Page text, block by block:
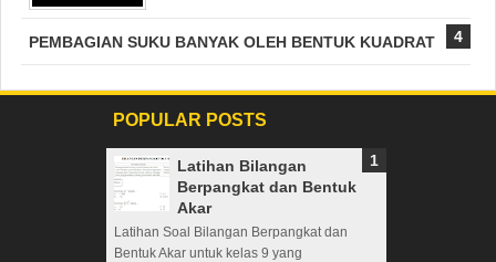
PEMBAGIAN SUKU BANYAK OLEH BENTUK KUADRAT
POPULAR POSTS
Latihan Bilangan
Berpangkat dan Bentuk
Akar
Latihan Soal Bilangan Berpangkat dan
Bentuk Akar untuk kelas 9 yang